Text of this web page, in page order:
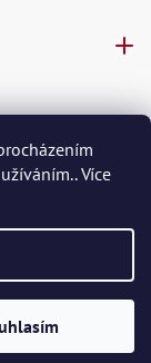
Více
. Všechna práva